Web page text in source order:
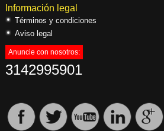
Información legal
Términos y condiciones
Aviso legal
Anuncie con nosotros:
3142995901